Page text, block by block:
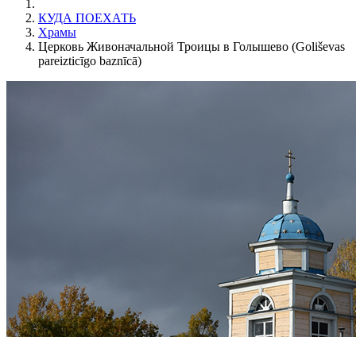
КУДА ПОЕХАТЬ
Храмы
Церковь Живоначальной Троицы в Голышево (Goliševas
pareizticīgo baznīcā)